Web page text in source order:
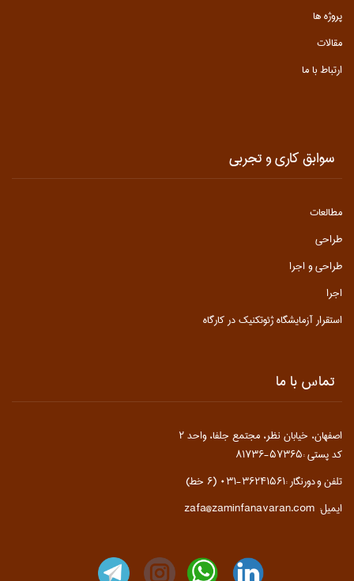
پروژه ها
مقالات
ارتباط با ما
سوابق کاري و تجربي
مطالعات
طراحی
طراحی و اجرا
اجرا
استقرار آزمایشگاه ژئوتکنیک در کارگاه
تماس با ما
اصفهان، خيابان نظر، مجتمع جلفا، واحد ۲
کد پستی :۵۷۳۶۵-۸۱۷۳۶
تلفن و دورنگار :۳۶۲۴۱۵۶۱-۰۳۱ (۶ خط)
ایمیل: zafa@zaminfanavaran.com